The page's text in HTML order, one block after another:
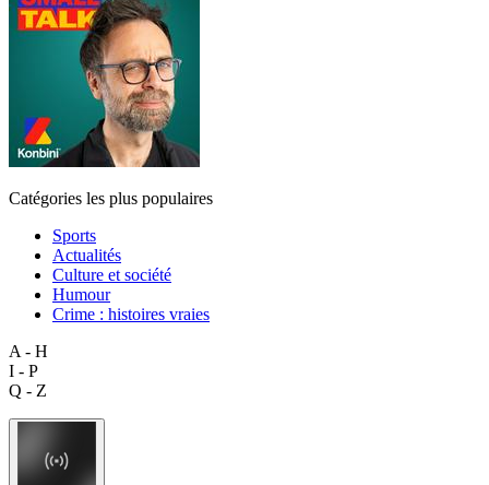
Catégories les plus populaires
Sports
Actualités
Culture et société
Humour
Crime : histoires vraies
A - H
I - P
Q - Z